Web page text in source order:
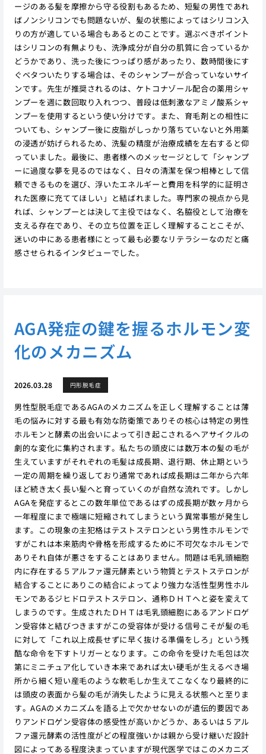
ージのある髪を摩擦から守る役割もあるため、短髪の男性であれ
ばノンシリコンでも問題ないが、髪の状態によってはシリコン入
りの方が適している場合もあるとのことです。選ぶべきポイント
はシリコンの有無よりも、洗浄成分が自分の肌質に合っているか
どうかであり、洗った後につっぱり感があったり、数時間後にす
ぐベタついたりする場合は、そのシャンプーが合っていないサイ
ンです。先生が推奨されるのは、ケトコナゾール配合の薬用シャ
ンプーを週に数回取り入れつつ、普段は低刺激なアミノ酸系シャ
ンプーを使用するという使い分けです。また、育毛剤との相性に
ついても、シャンプー後に皮脂がしっかり落ちていないと外用薬
の浸透が妨げられるため、洗髪の精度が治療成績を左右すると仰
っていました。最後に、患者様へのメッセージとして「シャンプ
ーに過度な夢を見るのではなく、日々の清潔を保つ相棒として信
頼できるものを選び、浮いたエネルギーと費用を科学的に証明さ
れた医療に充ててほしい」と結ばれました。専門家の視点から見
れば、シャンプーとは決して主役ではなく、名脇役として治療を
支える存在であり、その立ち位置を正しく理解することこそが、
迷いの中にある患者様にとって最も必要なリテラシーなのだと痛
感させられるインタビューでした。
AGA発症の鍵を握るホルモン変
化のメカニズム
2026.03.28 円形脱毛症
男性型脱毛症であるAGAのメカニズムを正しく理解することは薄
毛の悩みに対する最も有効な防衛策でありその核心は特定の男性
ホルモンと酵素の出会いによって引き起こされるヘアサイクルの
劇的な変化に集約されます。私たちの頭皮には数万本の髪の毛が
生えていますがそれぞれの毛髪は成長期、退行期、休止期という
一定の周期を繰り返しており通常であれば成長期は二年から六年
ほど続き太く長い髪へと育っていくのが自然な流れです。しかし
AGAを発症するとこの数年単位であるはずの成長期が数ヶ月から
一年程度にまで極端に短縮されてしまうという異常事態が発生し
ます。この現象の主犯格はテストステロンという男性ホルモンで
すがこれは本来筋肉や骨格を形成するために不可欠なホルモンで
ありそれ自体が悪さをすることはありません。問題は毛乳頭細胞
内に存在する５アルファ還元酵素という物質とテストステロンが
結合することにありこの結合によってより強力な活性型男性ホル
モンであるジヒドロテストステロン、通称ＤＨＴへと姿を変えて
しまうのです。生成されたＤＨＴは毛乳頭細胞にあるアンドロゲ
ン受容体と結びつきますがこの受容体が受ける信号こそが髪の毛
に対して「これ以上成長せずに早く抜ける準備をしろ」という残
酷な命令を下すトリガーとなります。この命令を受けた毛包は次
第にミニチュア化していき本来であれば太い硬毛が生えるべき場
所から細く短い産毛のような軟毛しか生えてこなくなり最終的に
は頭皮の表面から髪の毛が消失したように見える状態へと至りま
す。AGAのメカニズムを語る上で欠かせないのが遺伝的要因であ
りアンドロゲン受容体の感受性が高いかどうか、あるいは５アル
ファ還元酵素の活性度がどの程度強いかは親から受け継いだ設計
図によってある程度決まっていますが現代医学ではこのメカニズ